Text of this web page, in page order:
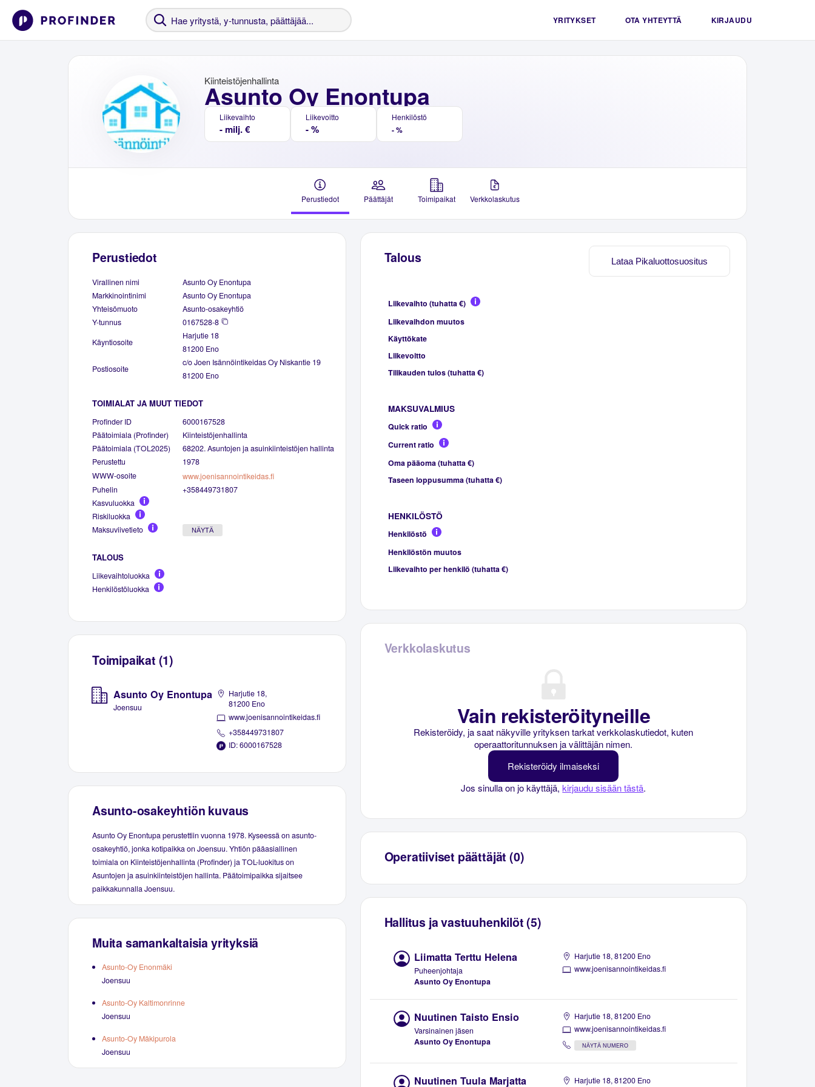
YRITYKSET OTA YHTEYTTÄ KIRJAUDU
Asunto Oy Enontupa
Kiinteistöjenhallinta
Liikevaihto
- milj. €
Liikevoitto
- %
Henkilöstö
- %
Perustiedot Päättäjät Toimipaikat Verkkolaskutus
Perustiedot
Virallinen nimi
Asunto Oy Enontupa
Markkinointinimi
Asunto Oy Enontupa
Yhteisömuoto
Asunto-osakeyhtiö
Y-tunnus
0167528-8
Käyntiosoite
Harjutie 18
81200 Eno
Postiosoite
c/o Joen Isännöintikeidas Oy Niskantie 19
81200 Eno
TOIMIALAT JA MUUT TIEDOT
Profinder ID
6000167528
Päätoimiala (Profinder)
Kiinteistöjenhallinta
Päätoimiala (TOL2025)
68202. Asuntojen ja asuinkiinteistöjen hallinta
Perustettu
1978
WWW-osoite
www.joenisannointikeidas.fi
Puhelin
+358449731807
Kasvuluokka
Riskiluokka
Maksuviivetieto
NÄYTÄ
TALOUS
Liikevaihtoluokka
Henkilöstöluokka
Toimipaikat (1)
Asunto Oy Enontupa
Joensuu
Harjutie 18,
81200 Eno
www.joenisannointikeidas.fi
+358449731807
ID: 6000167528
Asunto-osakeyhtiön kuvaus
Asunto Oy Enontupa perustettiin vuonna 1978. Kyseessä on asunto-
osakeyhtiö, jonka kotipaikka on Joensuu. Yhtiön pääasiallinen
toimiala on Kiinteistöjenhallinta (Profinder) ja TOL-luokitus on
Asuntojen ja asuinkiinteistöjen hallinta. Päätoimipaikka sijaitsee
paikkakunnalla Joensuu.
Muita samankaltaisia yrityksiä
Asunto-Oy Enonmäki
Joensuu
Asunto-Oy Kaltimonrinne
Joensuu
Asunto-Oy Mäkipurola
Joensuu
Lataa Pikaluottosuositus
Talous
Liikevaihto (tuhatta €)
Liikevaihdon muutos
Käyttökate
Liikevoitto
Tilikauden tulos (tuhatta €)
MAKSUVALMIUS
Quick ratio
Current ratio
Oma pääoma (tuhatta €)
Taseen loppusumma (tuhatta €)
HENKILÖSTÖ
Henkilöstö
Henkilöstön muutos
Liikevaihto per henkilö (tuhatta €)
Verkkolaskutus
Vain rekisteröityneille
Rekisteröidy, ja saat näkyville yrityksen tarkat verkkolaskutiedot, kuten
operaattoritunnuksen ja välittäjän nimen.
Rekisteröidy ilmaiseksi
Jos sinulla on jo käyttäjä,kirjaudu sisään tästä.
Operatiiviset päättäjät (0)
Hallitus ja vastuuhenkilöt (5)
Liimatta Terttu Helena
Puheenjohtaja
Asunto Oy Enontupa
Harjutie 18, 81200 Eno
www.joenisannointikeidas.fi
Nuutinen Taisto Ensio
Varsinainen jäsen
Asunto Oy Enontupa
Harjutie 18, 81200 Eno
www.joenisannointikeidas.fi
NÄYTÄ NUMERO
Nuutinen Tuula Marjatta Harjutie 18, 81200 Eno